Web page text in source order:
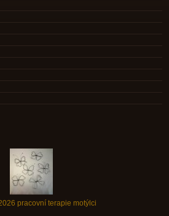
pracovní terapie motýlci